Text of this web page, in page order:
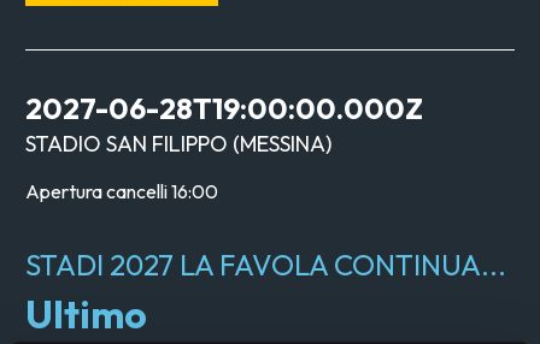
2027-06-28T19:00:00.000Z
STADIO SAN FILIPPO (MESSINA)
Apertura cancelli16:00
STADI 2027 LA FAVOLA CONTINUA...
Ultimo